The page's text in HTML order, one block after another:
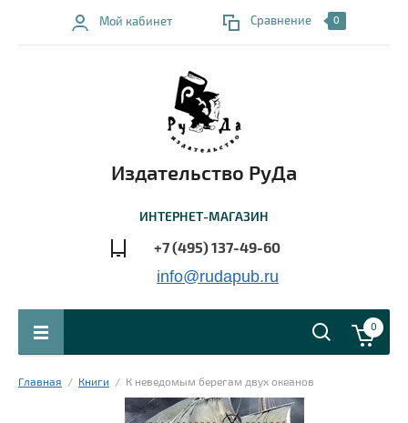
Мой кабинет Сравнение 0
Издательство РуДа
ИНТЕРНЕТ-МАГАЗИН
+7 (495) 137-49-60
info@rudapub.ru
0
Главная
  /
Книги
  /  К неведомым берегам двух океанов